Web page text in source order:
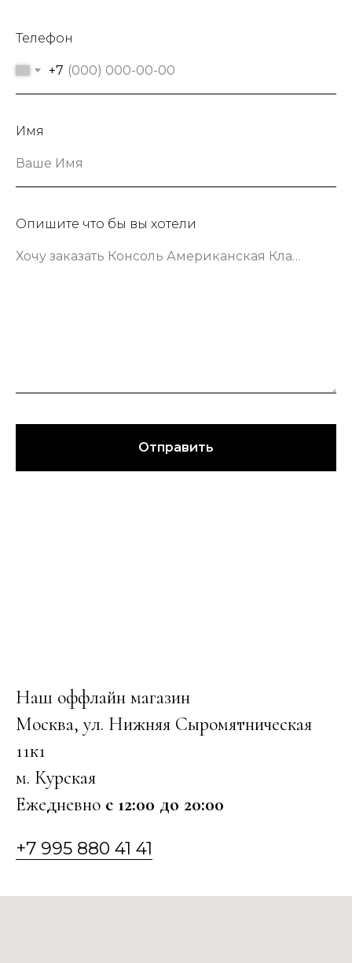
Телефон
+7
Имя
Ваше Имя
Опишите что бы вы хотели
Хочу заказать Консоль Американская Классика шириной 133 сантиметра в зеленом цвете
Отправить
Наш оффлайн магазин
Москва, ул. Нижняя Сыромятническая
11к1
м. Курская
Ежедневно с 12:00 до 20:00
+7 995 880 41 41